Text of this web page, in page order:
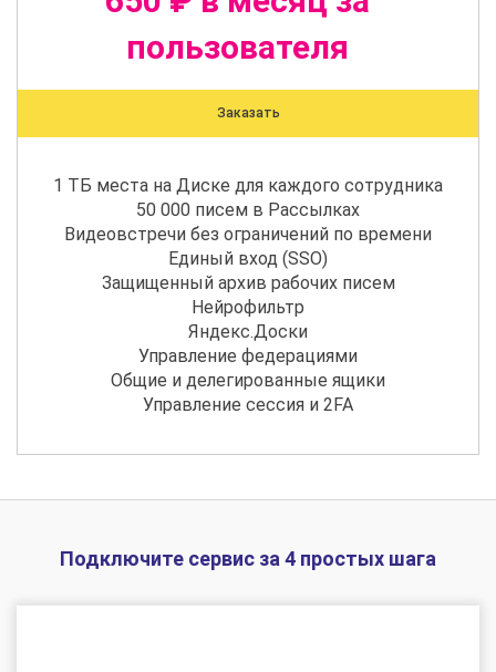
пользователя
Заказать
1 ТБ места на Диске для каждого сотрудника
50 000 писем в Рассылках
Видеовстречи без ограничений по времени
Единый вход (SSO)
Защищенный архив рабочих писем
Нейрофильтр
Яндекс.Доски
Управление федерациями
Общие и делегированные ящики
Управление сессия и 2FA
Подключите сервис за 4 простых шага